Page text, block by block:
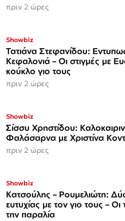
πριν 2 ώρες
Showbiz
Τατιάνα Στεφανίδου:
Κεφαλονιά – Οι στιγμές με
κούκλο γιο τους
πριν 2 ώρες
Showbiz
Σίσσυ Χρηστίδου:
Φαλάσαρνα με Χριστίνα
πριν 2 ώρες
Showbiz
Κατσούλης – Ρουμελιώτη:
ευτυχίας με τον γιο τους –
την παραλία